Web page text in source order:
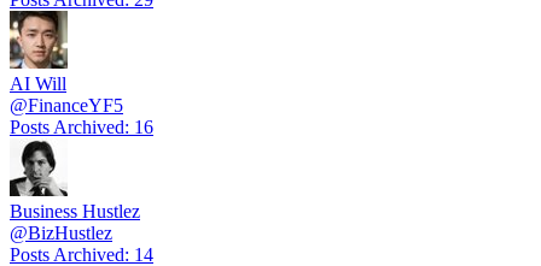
AI Will
@FinanceYF5
Posts Archived: 16
Business Hustlez
@BizHustlez
Posts Archived: 14